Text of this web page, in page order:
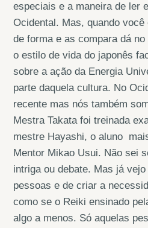
especiais e a maneira de ler
Ocidental. Mas, quando
de forma e as compara dá
o estilo de vida do japonês
sobre a ação da Energia
parte daquela cultura. No
recente mas nós também
Mestra Takata foi treinada
mestre Hayashi, o aluno
Mentor Mikao Usui. Não sei
intriga ou debate. Mas já
pessoas e de criar a
como se o Reiki ensinado
algo a menos. Só aquelas